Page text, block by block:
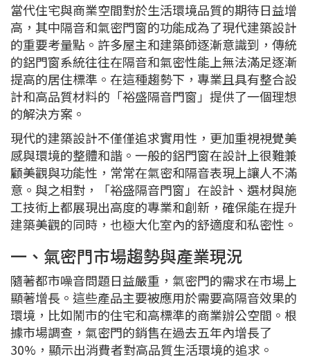
當代住宅與商業空間對於生活環境品質的期待日益增
高，其中隔音和氣密門窗的功能成為了現代建築設計
的重要考量點。許多屋主和建築師逐漸意識到，傳統
的鋁門窗系統往往在隔音和氣密性能上無法滿足逐漸
提高的居住標準。在這種趨勢下，專業且具有整合設
計和高品質材料的「裕盛隔音門窗」提供了一個理想
的解決方案。
現代的建築設計不僅僅追求實用性，更加重視視覺美
感與環境的整體和諧。一般的鋁門窗在設計上很難兼
顧美觀與功能性，常常在氣密和隔音表現上讓人不滿
意。與之相對，「裕盛隔音門窗」在設計、選材與施
工技術上都展現出高度的專業和創新，確保能在提升
建築美觀的同時，也極大化室內的舒適度和私密性。
一、氣密門市場趨勢與產業現況
隨著都市噪音問題日益嚴重，氣密門的需求在市場上
顯著增長。這些產品主要被應用於需要高隔音效果的
環境，比如鬧市的住宅和高標準的商業辦公空間。根
據市場調查，氣密門的銷售在過去五年內增長了
30%，顯示出消費者對高品質生活環境的追求。